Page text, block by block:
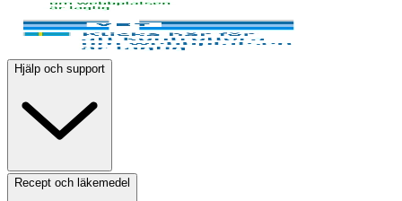
Hjälp och support
Recept och läkemedel